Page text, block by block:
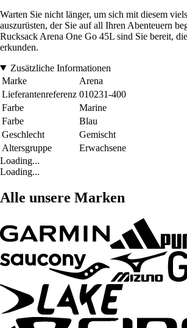
Warten Sie nicht länger, um sich mit diesem
auszurüsten, der Sie auf all Ihren Abenteuern
Rucksack Arena One Go 45L sind Sie bereit,
erkunden.
Zusätzliche Informationen
Marke
Arena
Lieferantenreferenz 010231-400
Farbe
Marine
Farbe
Blau
Geschlecht
Gemischt
Altersgruppe
Erwachsene
Loading...
Loading...
Alle unsere Marken